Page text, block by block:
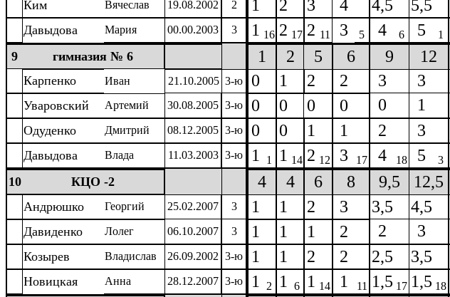
Ким Вячеслав 19.08.2002 2 1 2 3 4 4,5 5,5
Давыдова
Мария 00.00.2003 3 1 16 2 17 2 11 3 5 4 6 5 1
9 гимназия № 6 1 2 5 6 9 12
Карпенко
Иван 21.10.2005 3-ю 0 1 2 2 3 3
Уваровский Артемий 30.08.2005 3-ю 0 0 0 0 0 1
Одуденко Дмитрий 08.12.2005 3-ю 0 0 1 1 2 3
Давыдова Влада 11.03.2003 3-ю 1 1 1 14 2 12 3 17 4 18 5 3
10 КЦО -2 4 4 6 8 9,5 12,5
Андрюшко
Георгий 25.02.2007 3 1 1 2 3 3,5 4,5
Давиденко Лолег 06.10.2007 3 1 1 1 2 2 3
Козырев Владислав 26.09.2002 3-ю 1 1 2 2 2,5 3,5
Новицкая Анна 28.12.2007 3-ю 1 2 1 6 1 14 1 11 1,5 17 1,5 18